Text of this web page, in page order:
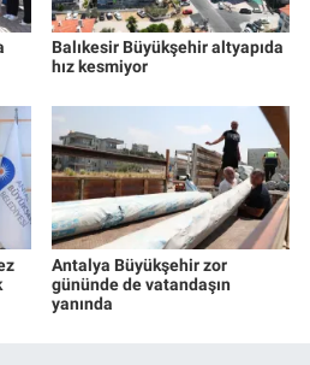
Balıkesir Büyükşehir altyapıda
hız kesmiyor
Antalya Büyükşehir zor
gününde de vatandaşın
yanında